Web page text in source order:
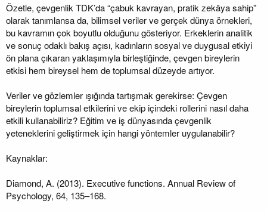
Özetle, çevgenlik TDK’da “çabuk kavrayan, pratik zekâya sahip”
olarak tanımlansa da, bilimsel veriler ve gerçek dünya örnekleri,
bu kavramın çok boyutlu olduğunu gösteriyor. Erkeklerin analitik
ve sonuç odaklı bakış açısı, kadınların sosyal ve duygusal etkiyi
ön plana çıkaran yaklaşımıyla birleştiğinde, çevgen bireylerin
etkisi hem bireysel hem de toplumsal düzeyde artıyor.
Veriler ve gözlemler ışığında tartışmak gerekirse: Çevgen
bireylerin toplumsal etkilerini ve ekip içindeki rollerini nasıl daha
etkili kullanabiliriz? Eğitim ve iş dünyasında çevgenlik
yeteneklerini geliştirmek için hangi yöntemler uygulanabilir?
Kaynaklar:
Diamond, A. (2013). Executive functions. Annual Review of
Psychology, 64, 135–168.